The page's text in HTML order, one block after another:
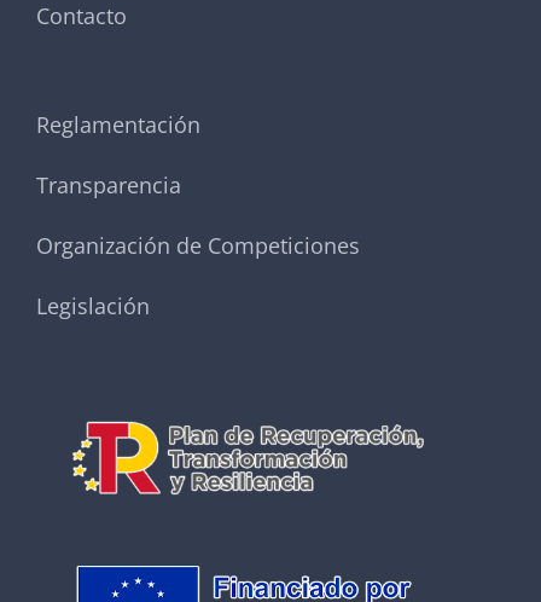
Contacto
Reglamentación
Transparencia
Organización de Competiciones
Legislación